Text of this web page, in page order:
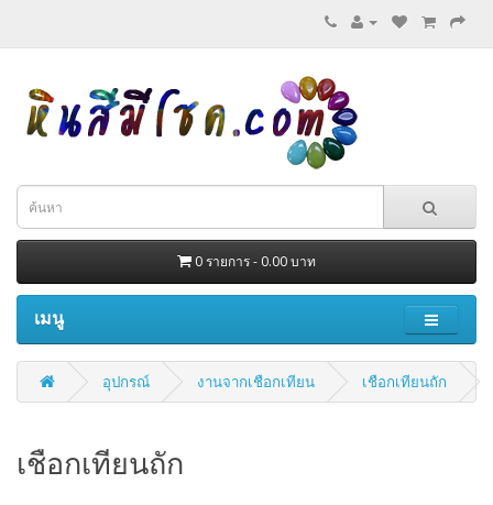
0 รายการ - 0.00 บาท
เมนู
อุปกรณ์ งานจากเชือกเทียน เชือกเทียนถัก
เชือกเทียนถัก